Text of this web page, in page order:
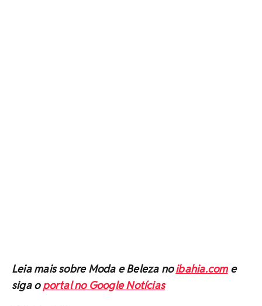
Leia mais sobre Moda e Beleza noibahia.come
siga oportal no Google Notícias